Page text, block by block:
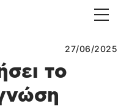
27/06/2025
το